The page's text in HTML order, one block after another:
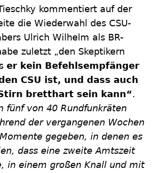
kommentiert auf der
die Wiederwahl des CSU-
Ulrich Wilhelm als BR-
zuletzt „den Skeptikern
er kein Befehlsempfänger
CSU ist, und dass auch
bretthart sein kann“.
fünf von 40 Rundfunkräten
der vergangenen Wochen
gegeben, in denen es
dass eine zweite Amtszeit
in einem großen Knall und mit